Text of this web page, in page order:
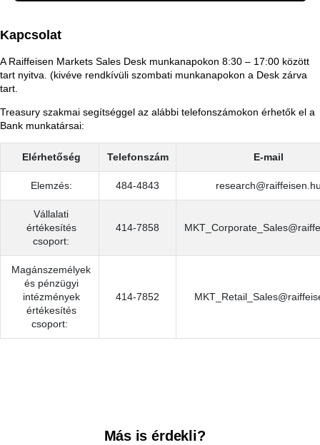
Kapcsolat
A Raiffeisen Markets Sales Desk munkanapokon 8:30 – 17:00 között
tart nyitva. (kivéve rendkívüli szombati munkanapokon a Desk zárva
tart.
Treasury szakmai segítséggel az alábbi telefonszámokon érhetők el a
Bank munkatársai:
Elérhetőség Telefonszám E-mail
Elemzés: 484-4843
Vállalati
értékesítés
csoport:
414-7858
Magánszemélyek
és pénzügyi
intézmények
értékesítés
csoport:
414-7852
Más is érdekli?